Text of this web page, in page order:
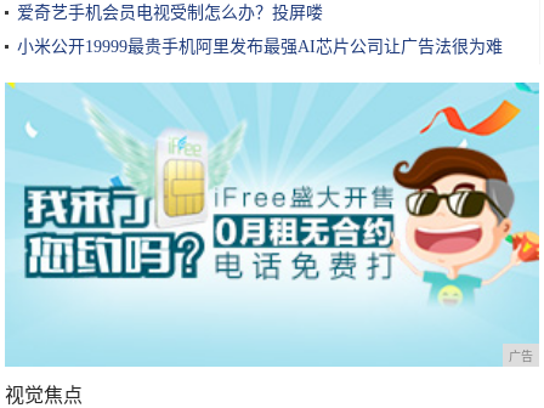
爱奇艺手机会员电视受制怎么办？投屏喽
小米公开19999最贵手机阿里发布最强AI芯片公司让广告法很为难
广告
视觉焦点